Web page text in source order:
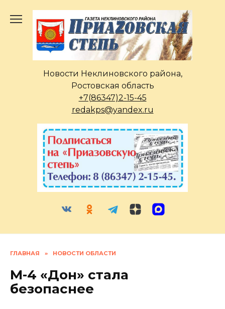
содержанию
Новости Неклиновского района,
Ростовская область
+7(86347)2-15-45
redakps@yandex.ru
ГЛАВНАЯ » НОВОСТИ ОБЛАСТИ
М-4 «Дон» стала
безопаснее